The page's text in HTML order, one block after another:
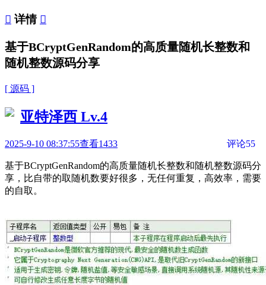
 详情 
基于BCryptGenRandom的高质量随机长整数和
随机整数源码分享
[ 源码 ]
亚特泽西 Lv.4
2025-9-10 08:37:55查看1433 评论55
基于BCryptGenRandom的高质量随机长整数和随机整数源码分
享，比自带的取随机数要好很多，无任何重复，高效率，需要
的自取。